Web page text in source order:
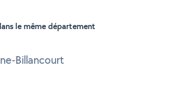
le même département
Billancourt